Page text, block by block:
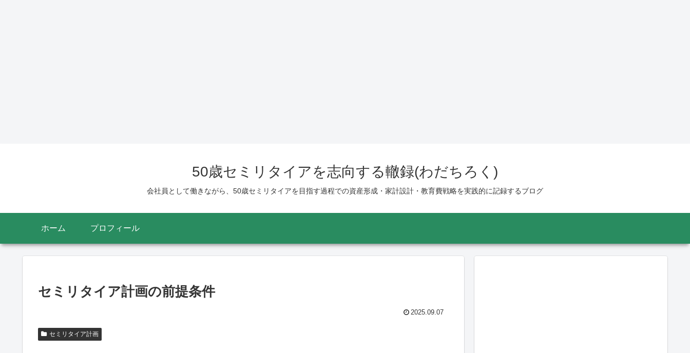
50歳セミリタイアを志向する轍録(わだちろく)
会社員として働きながら、50歳セミリタイアを目指す過程での資産形成・家計設計・教育費戦略を実践的に記録するブログ
ホーム プロフィール
セミリタイア計画の前提条件
2025.09.07
セミリタイア計画